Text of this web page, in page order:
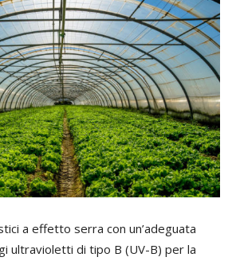
a effetto serra con un’adeguata
ultravioletti di tipo B (UV-B) per la